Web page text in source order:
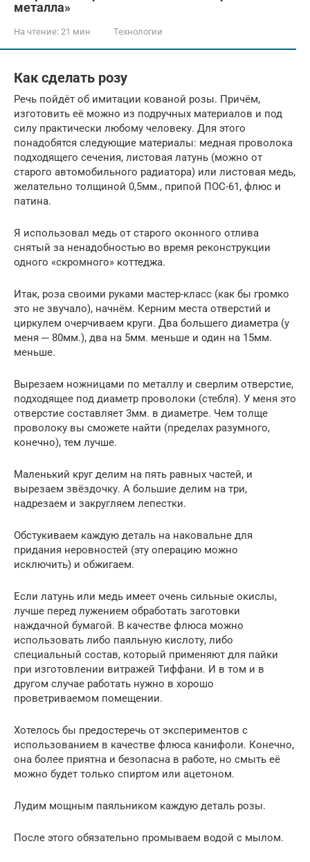
металла»
На чтение: 21 мин Технологии
Как сделать розу
Речь пойдёт об имитации кованой розы. Причём,
изготовить её можно из подручных материалов и под
силу практически любому человеку. Для этого
понадобятся следующие материалы: медная проволока
подходящего сечения, листовая латунь (можно от
старого автомобильного радиатора) или листовая медь,
желательно толщиной 0,5мм., припой ПОС-61, флюс и
патина.
Я использовал медь от старого оконного отлива
снятый за ненадобностью во время реконструкции
одного «скромного» коттеджа.
Итак, роза своими руками мастер-класс (как бы громко
это не звучало), начнём. Керним места отверстий и
циркулем очерчиваем круги. Два большего диаметра (у
меня ─ 80мм.), два на 5мм. меньше и один на 15мм.
меньше.
Вырезаем ножницами по металлу и сверлим отверстие,
подходящее под диаметр проволоки (стебля). У меня это
отверстие составляет 3мм. в диаметре. Чем толще
проволоку вы сможете найти (пределах разумного,
конечно), тем лучше.
Маленький круг делим на пять равных частей, и
вырезаем звёздочку. А большие делим на три,
надрезаем и закругляем лепестки.
Обстукиваем каждую деталь на наковальне для
придания неровностей (эту операцию можно
исключить) и обжигаем.
Если латунь или медь имеет очень сильные окислы,
лучше перед лужением обработать заготовки
наждачной бумагой. В качестве флюса можно
использовать либо паяльную кислоту, либо
специальный состав, который применяют для пайки
при изготовлении витражей Тиффани. И в том и в
другом случае работать нужно в хорошо
проветриваемом помещении.
Хотелось бы предостеречь от экспериментов с
использованием в качестве флюса канифоли. Конечно,
она более приятна и безопасна в работе, но смыть её
можно будет только спиртом или ацетоном.
Лудим мощным паяльником каждую деталь розы.
После этого обязательно промываем водой с мылом.